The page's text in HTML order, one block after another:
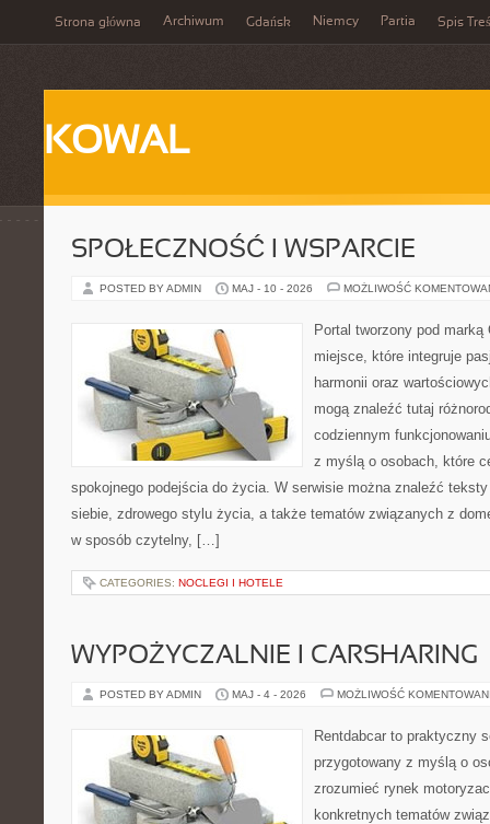
Strona główna Archiwum Gdańsk Niemcy Partia Spis
KOWAL
SPOŁECZNOŚĆ I WSPARCIE
POSTED BY ADMIN MAJ - 10 - 2026 MOŻLIWOŚĆ
Portal tworzony pod
miejsce, które integruje
harmonii oraz
mogą znaleźć tutaj
codziennym
z myślą o osobach, które
spokojnego podejścia do życia. W serwisie można znaleźć
siebie, zdrowego stylu życia, a także tematów związanych z
w sposób czytelny, […]
CATEGORIES: NOCLEGI I HOTELE
WYPOŻYCZALNIE I CARSHARING
POSTED BY ADMIN MAJ - 4 - 2026 MOŻLIWOŚĆ
Rentdabcar to praktyczny
przygotowany z myślą o
zrozumieć rynek
konkretnych tematów